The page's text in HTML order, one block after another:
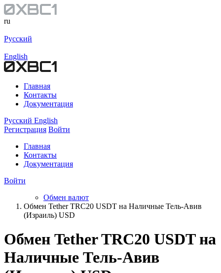
ru
Русский
English
Главная
Контакты
Документация
Русский English
Регистрация Войти
Главная
Контакты
Документация
Войти
Обмен валют
Обмен Tether TRC20 USDT на Наличные Тель-Авив
(Израиль) USD
Обмен Tether TRC20 USDT на
Наличные Тель-Авив